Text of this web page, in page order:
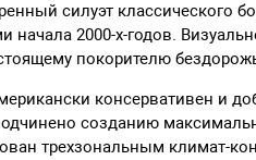
силуэт классического
начала 2000-х-годов.
покорителю
консервативен и
созданию
трехзональным климат-